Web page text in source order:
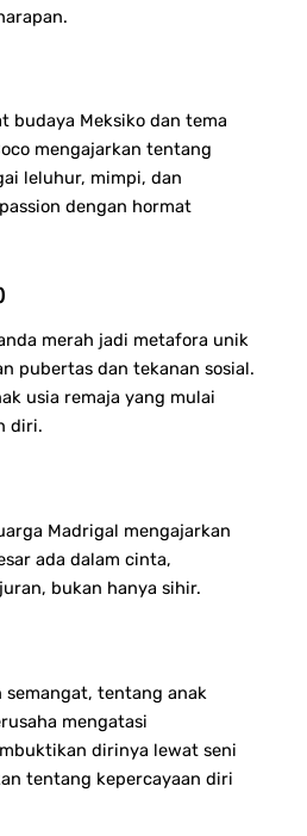
budaya Meksiko dan tema
mengajarkan tentang
leluhur, mimpi, dan
dengan hormat
merah jadi metafora unik
pubertas dan tekanan sosial.
usia remaja yang mulai
diri.
Madrigal mengajarkan
ada dalam cinta,
bukan hanya sihir.
semangat, tentang anak
mengatasi
dirinya lewat seni
tentang kepercayaan diri